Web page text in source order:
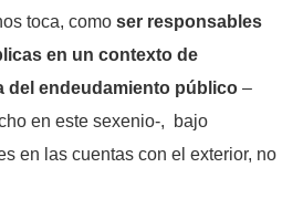
toca, como ser responsables
en un contexto de
del endeudamiento público –
en este sexenio-, bajo
en las cuentas con el exterior, no